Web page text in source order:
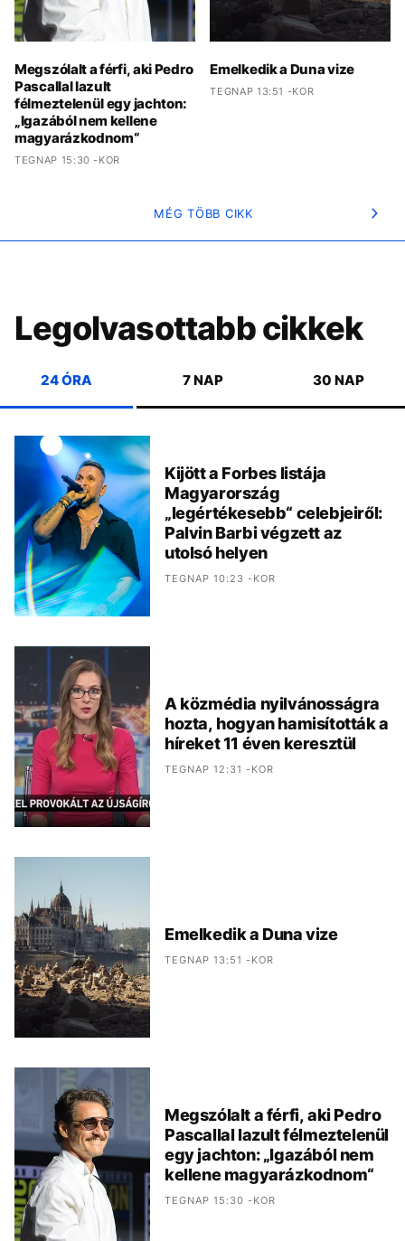
Megszólalt a férfi, aki Pedro
Pascallal lazult
félmeztelenül egy jachton:
„Igazából nem kellene
magyarázkodnom“
TEGNAP 15:30 -KOR
Emelkedik a Duna vize
TEGNAP 13:51 -KOR
MÉG TÖBB CIKK
Legolvasottabb cikkek
24 ÓRA 7 NAP 30 NAP
Kijött a Forbes listája
Magyarország
„legértékesebb“ celebjeiről:
Palvin Barbi végzett az
utolsó helyen
TEGNAP 10:23 -KOR
A közmédia nyilvánosságra
hozta, hogyan hamisították a
híreket 11 éven keresztül
TEGNAP 12:31 -KOR
Emelkedik a Duna vize
TEGNAP 13:51 -KOR
Megszólalt a férfi, aki Pedro
Pascallal lazult félmeztelenül
egy jachton: „Igazából nem
kellene magyarázkodnom“
TEGNAP 15:30 -KOR